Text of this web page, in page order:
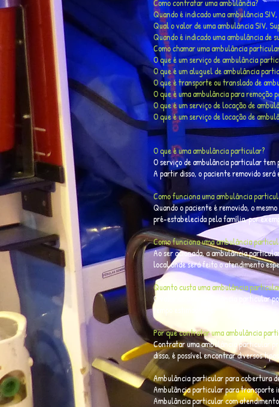
Como contratar uma ambulância?
Quando é indicado uma ambulância
Qual o valor de uma ambulância SIV,
Quando é indicado uma ambulância de
Como chamar uma ambulância
O que é um serviço de ambulância
O que é um aluguel de ambulância
O que é transporte ou translado de
O que é uma ambulância para remoção
O que é um serviço de locação de
O que é um serviço de locação de
O que é uma ambulância particular?
O serviço de ambulância particular tem
A partir disso, o paciente removido
Como funciona uma ambulância
Quando o paciente é removido, o
pré-estabelecida pela família, por
Como funciona uma ambulância
Ao ser acionada, a ambulância
local onde será feito o atendimento
Quanto custa uma ambulância
O valor de uma ambulância particular
tempo estimado etc.
Por que contratar uma ambulância
Contratar uma ambulância particular
disso, é possível encontrar diversos
Ambulância particular para cobertura
Ambulância particular para transporte
Ambulância particular com